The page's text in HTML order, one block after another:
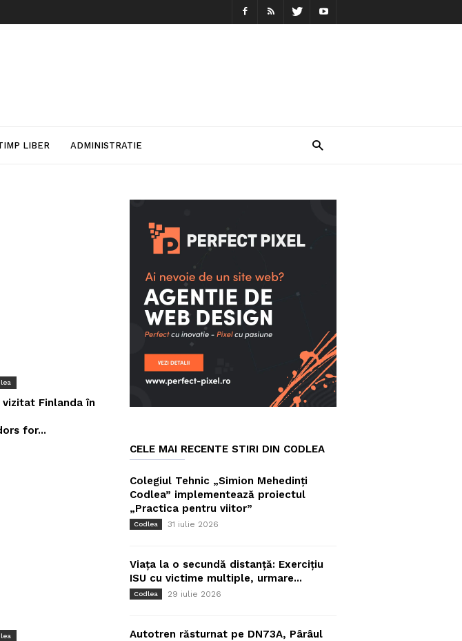
LIBER ADMINISTRATIE
Finlanda în
for...
CELE MAI RECENTE STIRI DIN CODLEA
Colegiul Tehnic „Simion Mehedinți
Codlea” implementează proiectul
„Practica pentru viitor”
Codlea 31 iulie 2026
Viața la o secundă distanță: Exercițiu
ISU cu victime multiple, urmare...
Codlea 29 iulie 2026
Autotren răsturnat pe DN73A, Pârâul